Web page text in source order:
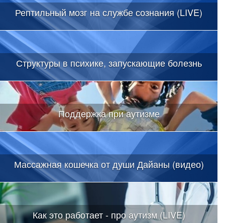
Рептильный мозг на службе сознания (LIVE)
Структуры в психике, запускающие болезнь
Поддержка при аутизме
Массажная кошечка от души Дайаны (видео)
Как это работает - про аутизм (LIVE)